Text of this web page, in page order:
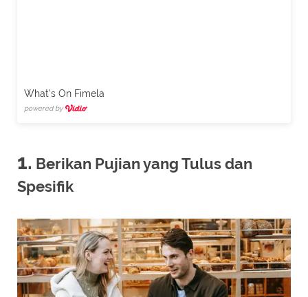
What's On Fimela
powered by
1. Berikan Pujian yang Tulus dan
Spesifik